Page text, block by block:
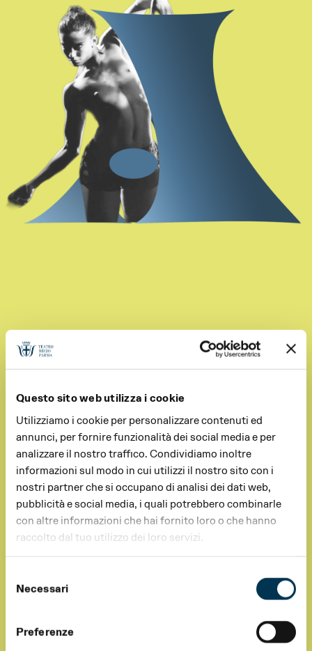
Questo sito web utilizza i cookie
Utilizziamo i cookie per personalizzare contenuti ed
annunci, per fornire funzionalità dei social media e per
analizzare il nostro traffico. Condividiamo inoltre
informazioni sul modo in cui utilizzi il nostro sito con i
nostri partner che si occupano di analisi dei dati web,
pubblicità e social media, i quali potrebbero combinarle
con altre informazioni che hai fornito loro o che hanno
raccolto dal tuo utilizzo dei loro servizi.
delNecessari
Preferenze